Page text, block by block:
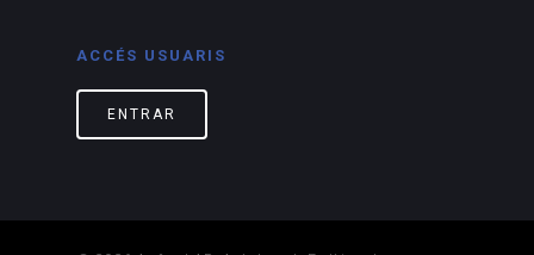
ACCÉS USUARIS
ENTRAR